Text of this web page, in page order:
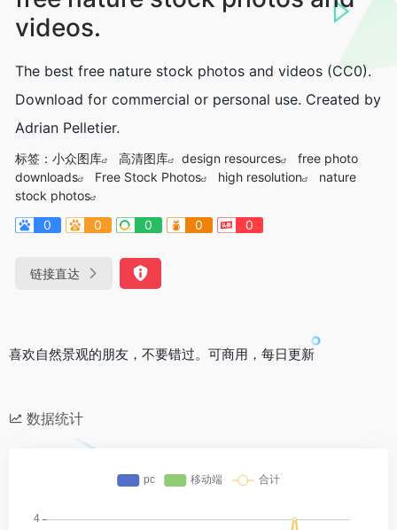
videos.
The best free nature stock photos and videos (CC0).
Download for commercial or personal use. Created by
Adrian Pelletier.
标签： 小众图库 高清图库 design resources
free photo
downloads
Free Stock Photos high resolution
nature
stock photos
0
0 0 0 0
链接直达
喜欢自然景观的朋友，不要错过。可商用，每日更新
数据统计